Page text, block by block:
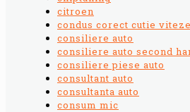
citroen
condus corect cutie
consiliere auto
consiliere auto second
consiliere piese auto
consultant auto
consultanta auto
consum mic